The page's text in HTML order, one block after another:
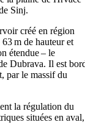
Sinj.
créé en région
m de hauteur et
étendue – le
Dubrava. Il est
par le massif du
la régulation du
situées en aval,